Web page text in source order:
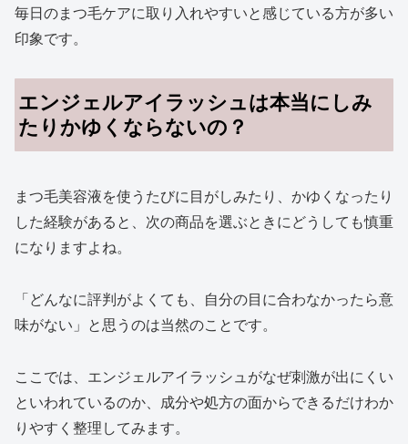
毎日のまつ毛ケアに取り入れやすいと感じている方が多い
印象です。
エンジェルアイラッシュは本当にしみ
たりかゆくならないの？
まつ毛美容液を使うたびに目がしみたり、かゆくなったり
した経験があると、次の商品を選ぶときにどうしても慎重
になりますよね。
「どんなに評判がよくても、自分の目に合わなかったら意
味がない」と思うのは当然のことです。
ここでは、エンジェルアイラッシュがなぜ刺激が出にくい
といわれているのか、成分や処方の面からできるだけわか
りやすく整理してみます。